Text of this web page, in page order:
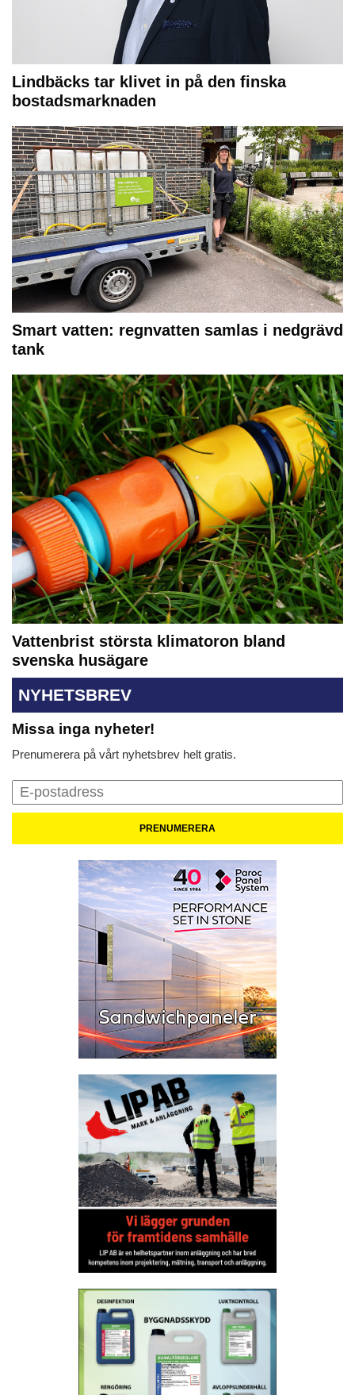
Lindbäcks tar klivet in på den finska
bostadsmarknaden
Smart vatten: regnvatten samlas i nedgrävd
tank
Vattenbrist största klimatoron bland
svenska husägare
NYHETSBREV
Missa inga nyheter!
Prenumerera på vårt nyhetsbrev helt gratis.